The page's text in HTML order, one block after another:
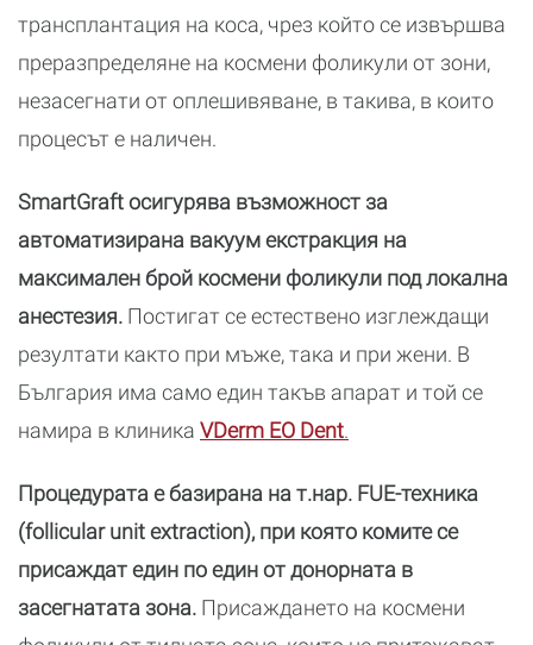
трансплантация на коса, чрез който се извършва
преразпределяне на космени фоликули от зони,
незасегнати от оплешивяване, в такива, в които
процесът е наличен.
SmartGraft осигурява възможност за
автоматизирана вакуум екстракция на
максимален брой космени фоликули под локална
анестезия. Постигат се естествено изглеждащи
резултати както при мъже, така и при жени. В
България има само един такъв апарат и той се
намира в клиника VDerm EO Dent.
Процедурата е базирана на т.нар. FUE-техника
(follicular unit extraction), при която комите се
присаждат един по един от донорната в
засегнатата зона. Присаждането на космени